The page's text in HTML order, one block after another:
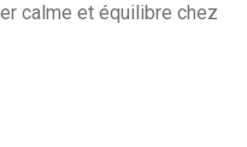
calme et équilibre chez